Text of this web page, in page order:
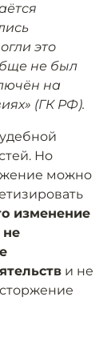
это
не был
на
(ГК РФ).
Но
можно
изменение
не
и не